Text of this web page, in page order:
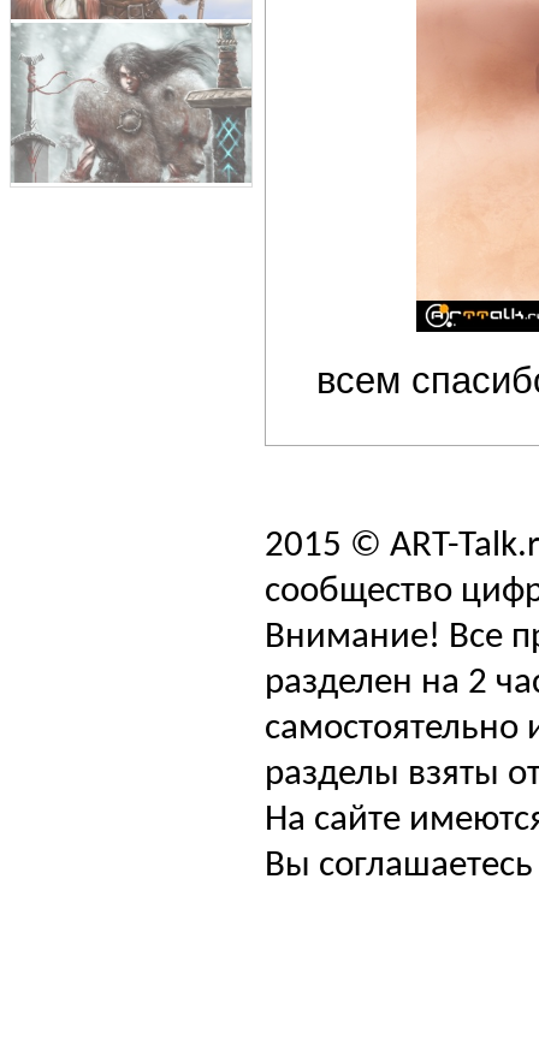
всем
2015 © ART-
сообщество
Внимание! Все
разделен на 2
самостоятельно
разделы взяты
На сайте
Вы